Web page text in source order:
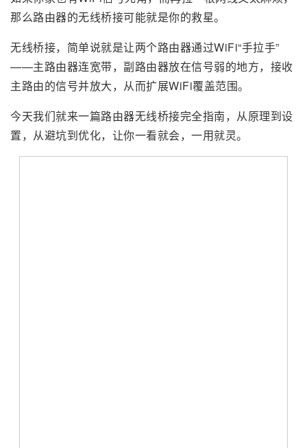
那么路由器的无线桥接可能就是你的救星。
无线桥接，简单说就是让两个路由器通过WiFi“手拉手”
——主路由器连宽带，副路由器放在信号弱的地方，接收
主路由的信号并放大，从而扩展WiFi覆盖范围。
今天我们就来一篇路由器无线桥接完全指南，从原理到设
置，从避坑到优化，让你一看就会，一用就灵。